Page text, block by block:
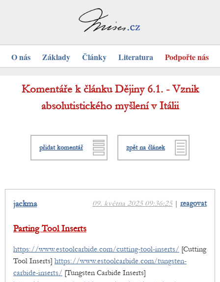
O nás Základy Články Literatura Podpořte nás
Komentáře k článku Dějiny 6.1. - Vznik
absolutistického myšlení v Itálii
přidat komentář zpět na článek
09. května 2025 09:36:25| reagovat
jackma
Parting Tool Inserts
https://www.estoolcarbide.com/cutting-tool-inserts/ [Cutting
Tool Inserts] https://www.estoolcarbide.com/tungsten-
carbide-inserts/ [Tungsten Carbide Inserts]